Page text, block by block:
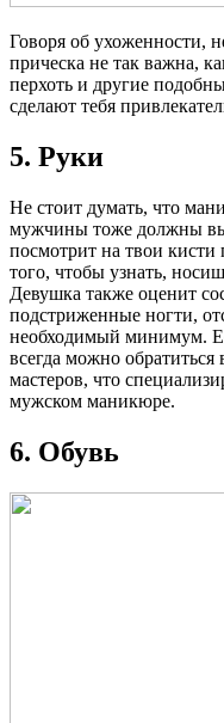
Говоря об ухоженности,
прическа не так важна,
перхоть и другие
сделают тебя
5. Руки
Не стоит думать, что
мужчины тоже должны
посмотрит на твои кисти
того, чтобы узнать,
Девушка также оценит
подстриженные ногти,
необходимый минимум.
всегда можно обратиться
мастеров, что
мужском маникюре.
6. Обувь